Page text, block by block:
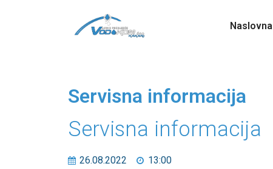
Naslovna
Servisna informacija
Servisna informacija
26.08.2022 13:00